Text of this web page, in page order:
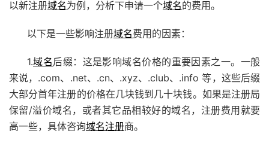
以新注册域名为例，分析下申请一个域名的费用。
以下是一些影响注册域名费用的因素：
1.域名后缀：这是影响域名价格的重要因素之一。一般
来说，.com、.net、.cn、.xyz、.club、.info 等，这些后缀
大部分首年注册的价格在几块钱到几十块钱。如果是注册局
保留/溢价域名，或者其它品相较好的域名，注册费用就要
高一些，具体咨询域名注册商。